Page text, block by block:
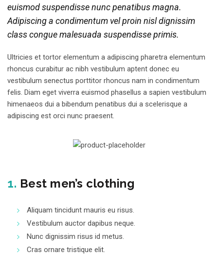
euismod suspendisse nunc penatibus magna.
Adipiscing a condimentum vel proin nisl dignissim
class congue malesuada suspendisse primis.
Ultricies et tortor elementum a adipiscing pharetra elementum
rhoncus curabitur ac nibh vestibulum aptent donec eu
vestibulum senectus porttitor rhoncus nam in condimentum
felis. Diam eget viverra euismod phasellus a sapien vestibulum
himenaeos dui a bibendum penatibus dui a scelerisque a
adipiscing est orci nunc praesent.
1. Best men’s clothing
Aliquam tincidunt mauris eu risus.
Vestibulum auctor dapibus neque.
Nunc dignissim risus id metus.
Cras ornare tristique elit.